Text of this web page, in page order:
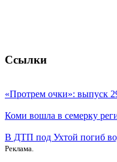
Ссылки
«Протрем очки»: выпуск
Коми вошла в семерку
В ДТП под Ухтой погиб
Реклама.